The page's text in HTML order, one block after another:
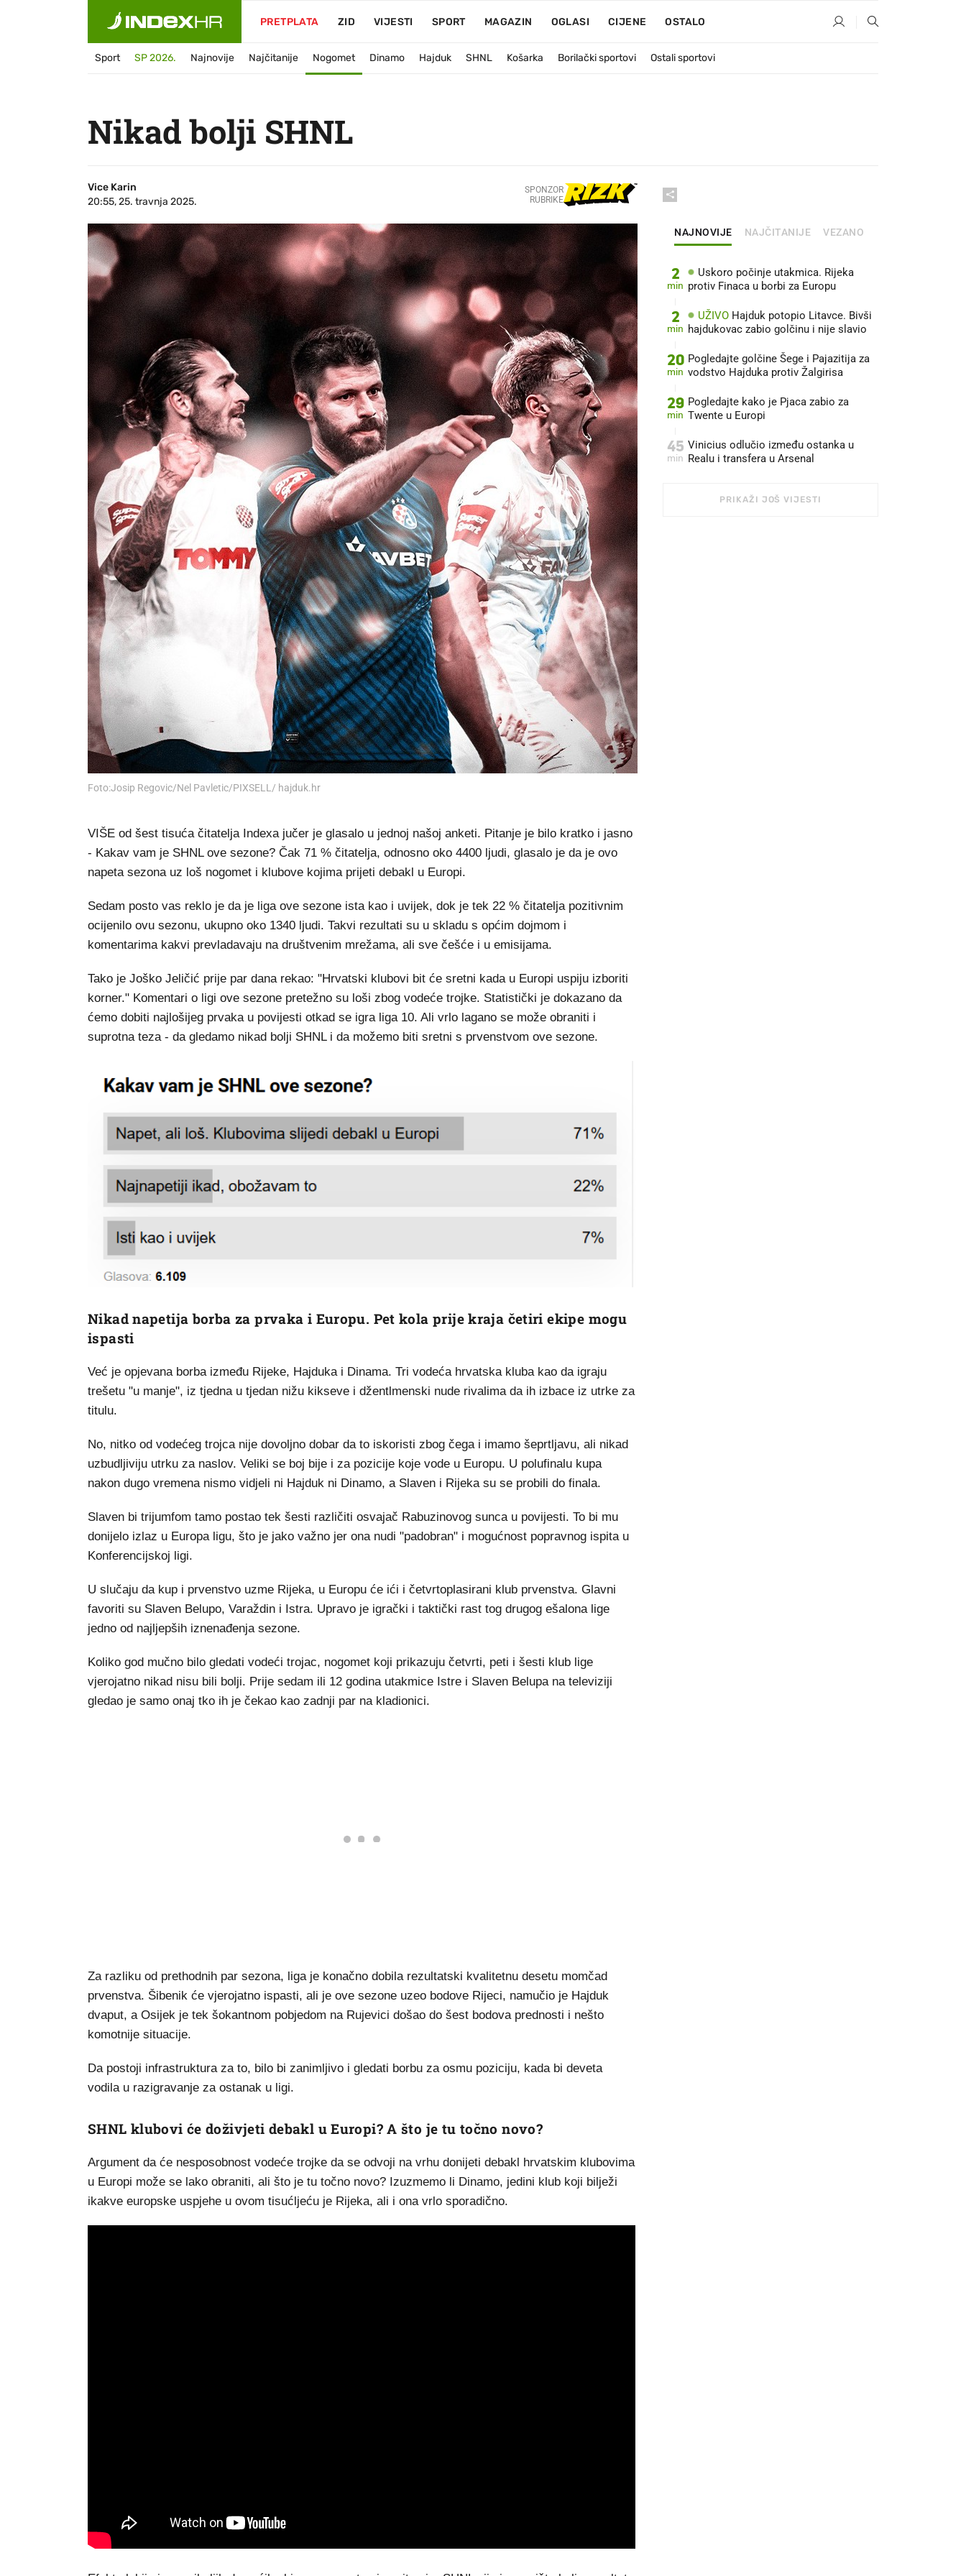
PRETPLATA ZID VIJESTI SPORT MAGAZIN OGLASI CIJENE OSTALO
Sport SP 2026. Najnovije Najčitanije Nogomet Dinamo Hajduk SHNL Košarka Borilački sportovi Ostali sportovi
Nikad bolji SHNL
Vice Karin
20:55, 25. travnja 2025.
SPONZOR
RUBRIKE
Foto:Josip Regovic/Nel Pavletic/PIXSELL/ hajduk.hr
VIŠE od šest tisuća čitatelja Indexa jučer je glasalo u jednoj našoj anketi. Pitanje je bilo kratko i jasno
- Kakav vam je SHNL ove sezone? Čak 71 % čitatelja, odnosno oko 4400 ljudi, glasalo je da je ovo
napeta sezona uz loš nogomet i klubove kojima prijeti debakl u Europi.
Sedam posto vas reklo je da je liga ove sezone ista kao i uvijek, dok je tek 22 % čitatelja pozitivnim
ocijenilo ovu sezonu, ukupno oko 1340 ljudi. Takvi rezultati su u skladu s općim dojmom i
komentarima kakvi prevladavaju na društvenim mrežama, ali sve češće i u emisijama.
Tako je Joško Jeličić prije par dana rekao: "Hrvatski klubovi bit će sretni kada u Europi uspiju izboriti
korner." Komentari o ligi ove sezone pretežno su loši zbog vodeće trojke. Statistički je dokazano da
ćemo dobiti najlošijeg prvaka u povijesti otkad se igra liga 10. Ali vrlo lagano se može obraniti i
suprotna teza - da gledamo nikad bolji SHNL i da možemo biti sretni s prvenstvom ove sezone.
Nikad napetija borba za prvaka i Europu. Pet kola prije kraja četiri ekipe mogu
ispasti
Već je opjevana borba između Rijeke, Hajduka i Dinama. Tri vodeća hrvatska kluba kao da igraju
trešetu "u manje", iz tjedna u tjedan nižu kikseve i džentlmenski nude rivalima da ih izbace iz utrke za
titulu.
No, nitko od vodećeg trojca nije dovoljno dobar da to iskoristi zbog čega i imamo šeprtljavu, ali nikad
uzbudljiviju utrku za naslov. Veliki se boj bije i za pozicije koje vode u Europu. U polufinalu kupa
nakon dugo vremena nismo vidjeli ni Hajduk ni Dinamo, a Slaven i Rijeka su se probili do finala.
Slaven bi trijumfom tamo postao tek šesti različiti osvajač Rabuzinovog sunca u povijesti. To bi mu
donijelo izlaz u Europa ligu, što je jako važno jer ona nudi "padobran" i mogućnost popravnog ispita u
Konferencijskoj ligi.
U slučaju da kup i prvenstvo uzme Rijeka, u Europu će ići i četvrtoplasirani klub prvenstva. Glavni
favoriti su Slaven Belupo, Varaždin i Istra. Upravo je igrački i taktički rast tog drugog ešalona lige
jedno od najljepših iznenađenja sezone.
Koliko god mučno bilo gledati vodeći trojac, nogomet koji prikazuju četvrti, peti i šesti klub lige
vjerojatno nikad nisu bili bolji. Prije sedam ili 12 godina utakmice Istre i Slaven Belupa na televiziji
gledao je samo onaj tko ih je čekao kao zadnji par na kladionici.
Za razliku od prethodnih par sezona, liga je konačno dobila rezultatski kvalitetnu desetu momčad
prvenstva. Šibenik će vjerojatno ispasti, ali je ove sezone uzeo bodove Rijeci, namučio je Hajduk
dvaput, a Osijek je tek šokantnom pobjedom na Rujevici došao do šest bodova prednosti i nešto
komotnije situacije.
Da postoji infrastruktura za to, bilo bi zanimljivo i gledati borbu za osmu poziciju, kada bi deveta
vodila u razigravanje za ostanak u ligi.
SHNL klubovi će doživjeti debakl u Europi? A što je tu točno novo?
Argument da će nesposobnost vodeće trojke da se odvoji na vrhu donijeti debakl hrvatskim klubovima
u Europi može se lako obraniti, ali što je tu točno novo? Izuzmemo li Dinamo, jedini klub koji bilježi
ikakve europske uspjehe u ovom tisućljeću je Rijeka, ali i ona vrlo sporadično.
NAJNOVIJE NAJČITANIJE VEZANO
2
min
Uskoro počinje utakmica. Rijeka
protiv Finaca u borbi za Europu
2
min
UŽIVO Hajduk potopio Litavce. Bivši
hajdukovac zabio golčinu i nije slavio
20
min
Pogledajte golčine Šege i Pajazitija za
vodstvo Hajduka protiv Žalgirisa
29
min
Pogledajte kako je Pjaca zabio za
Twente u Europi
45
min
Vinicius odlučio između ostanka u
Realu i transfera u Arsenal
PRIKAŽI JOŠ VIJESTI